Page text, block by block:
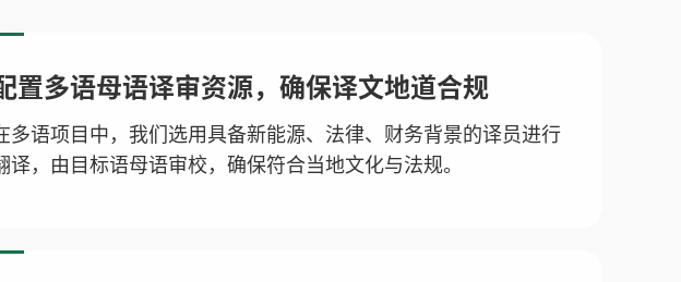
置多语母语译审资源，确保译文地道合规
多语项目中，我们选用具备新能源、法律、财务背景的译员进行
译，由目标语母语审校，确保符合当地文化与法规。